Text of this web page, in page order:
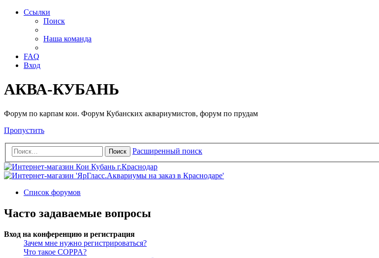
Ссылки
Поиск
Наша команда
FAQ
Вход
АКВА-КУБАНЬ
Форум по карпам кои. Форум Кубанских аквариумистов, форум по прудам
Пропустить
Поиск Расширенный поиск
Список форумов
Часто задаваемые вопросы
Вход на конференцию и регистрация
Зачем мне нужно регистрироваться?
Что такое COPPA?